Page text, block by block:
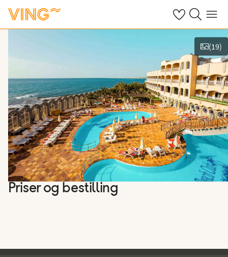
Se dine sparte
Søk påMeny
Vis bilder
(19)
Priser og bestilling